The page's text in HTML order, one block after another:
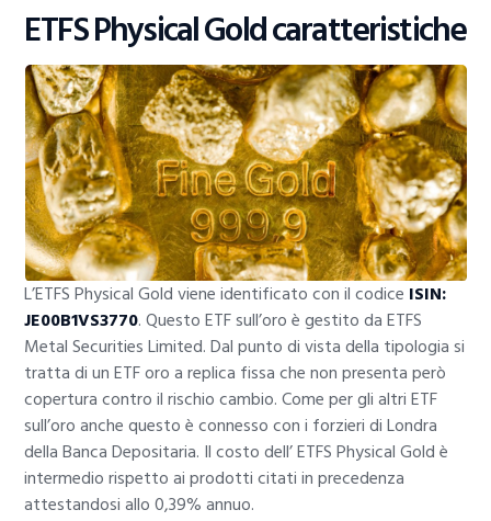
ETFS Physical Gold caratteristiche
L’ETFS Physical Gold viene identificato con il codice ISIN:
JE00B1VS3770. Questo ETF sull’oro è gestito da ETFS
Metal Securities Limited. Dal punto di vista della tipologia si
tratta di un ETF oro a replica fissa che non presenta però
copertura contro il rischio cambio. Come per gli altri ETF
sull’oro anche questo è connesso con i forzieri di Londra
della Banca Depositaria. Il costo dell’ ETFS Physical Gold è
intermedio rispetto ai prodotti citati in precedenza
attestandosi allo 0,39% annuo.